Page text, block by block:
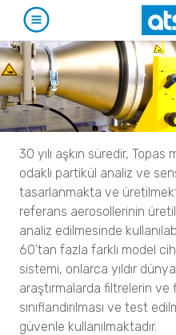
ÜRÜNLER
UYGULAMALARA GÖRE
Partikül Boyut Analizi
SYNC
S3500
BLUEWAVE
Aerotrac II
Partikül Boyut ve Şekil
CAMSIZER X2
CAMSIZER 3D
CAMSIZER S1
Biyoteknoloji
Stabilite ve Raf Ömrü
TURBISCAN LAB
TURBISCAN TRILAB
TURBISCAN TOWER
TURBISCAN DNS
TURBISCAN AGS
Biyogüvenlik Kabinleri
TEMSİLCİLİKLERE GÖRE
1st Detect
Narkotik ve Patlayıcı
Tracer 1000 NTD
Tracer 1000 ETD
Agilent
KATALOG
GÜNCEL
HABERLER
KURUMSAL
İLETİŞİM
EN
30 yılı aşkın süredir, Topas
odaklı partikül analiz ve
tasarlanmakta ve
referans aerosollerinin
analiz edilmesinde
60'tan fazla farklı model
sistemi, onlarca yıldır
araştırmalarda filtrelerin ve
sınıflandırılması ve test
güvenle kullanılmaktadır.